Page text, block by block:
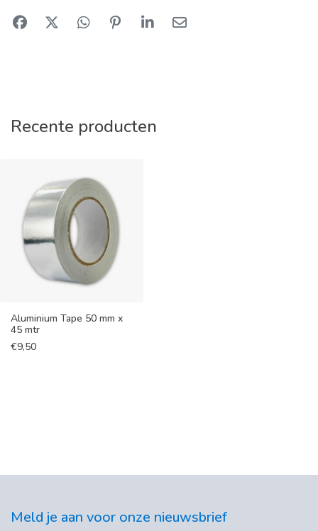
Recente producten
Aluminium Tape 50 mm x
45 mtr
€9,50
Meld je aan voor onze nieuwsbrief